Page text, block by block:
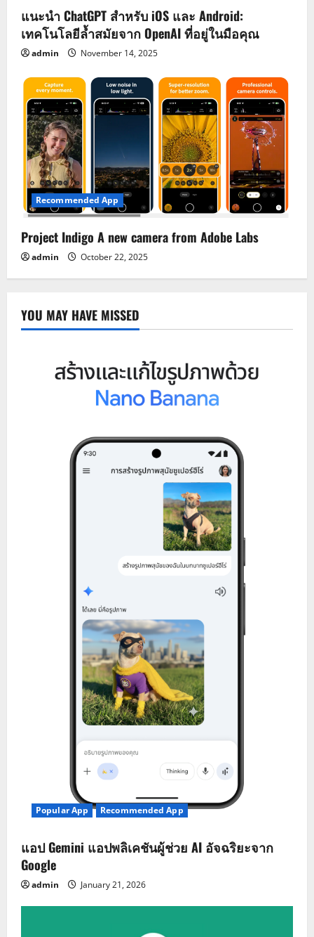
แนะนำ ChatGPT สำหรับ iOS และ Android:
เทคโนโลยีล้ำสมัยจาก OpenAI ที่อยู่ในมือคุณ
admin November 14, 2025
Recommended App
Project Indigo A new camera from Adobe Labs
admin October 22, 2025
YOU MAY HAVE MISSED
Popular App Recommended App
แอป Gemini แอปพลิเคชันผู้ช่วย AI อัจฉริยะจาก
Google
admin January 21, 2026